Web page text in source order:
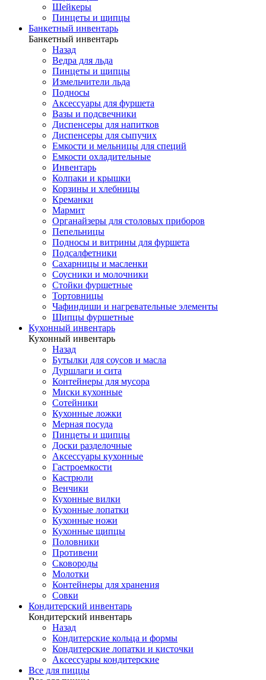
Шейкеры
Пинцеты и щипцы
Банкетный инвентарь
Банкетный инвентарь
Назад
Ведра для льда
Пинцеты и щипцы
Измельчители льда
Подносы
Аксессуары для фуршета
Вазы и подсвечники
Диспенсеры для напитков
Диспенсеры для сыпучих
Емкости и мельницы для специй
Емкости охладительные
Инвентарь
Колпаки и крышки
Корзины и хлебницы
Креманки
Мармит
Органайзеры для столовых приборов
Пепельницы
Подносы и витрины для фуршета
Подсалфетники
Сахарницы и масленки
Соусники и молочники
Стойки фуршетные
Тортовницы
Чафиндиши и нагревательные элементы
Щипцы фуршетные
Кухонный инвентарь
Кухонный инвентарь
Назад
Бутылки для соусов и масла
Дуршлаги и сита
Контейнеры для мусора
Миски кухонные
Сотейники
Кухонные ложки
Мерная посуда
Пинцеты и щипцы
Доски разделочные
Аксессуары кухонные
Гастроемкости
Кастрюли
Венчики
Кухонные вилки
Кухонные лопатки
Кухонные ножи
Кухонные щипцы
Половники
Противени
Сковороды
Молотки
Контейнеры для хранения
Совки
Кондитерский инвентарь
Кондитерский инвентарь
Назад
Кондитерские кольца и формы
Кондитерские лопатки и кисточки
Аксессуары кондитерские
Все для пиццы